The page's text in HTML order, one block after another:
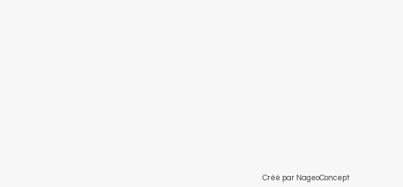
Créé par NageoConcept